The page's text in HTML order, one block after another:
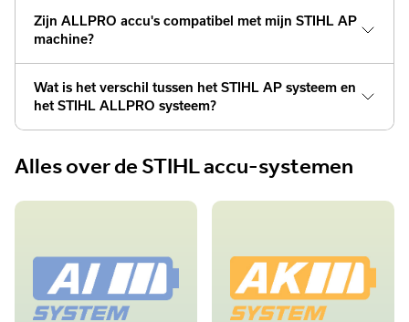
Zijn ALLPRO accu's compatibel met mijn STIHL AP
machine?
Wat is het verschil tussen het STIHL AP systeem en
het STIHL ALLPRO systeem?
Alles over de STIHL accu-systemen